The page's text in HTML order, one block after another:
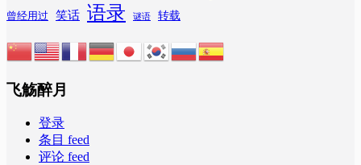
曾经用过 笑话 语录 谜语 转载
飞觞醉月
登录
条目 feed
评论 feed